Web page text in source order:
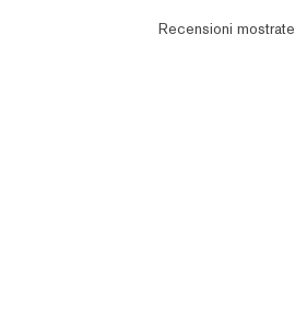
Recensioni mostrate